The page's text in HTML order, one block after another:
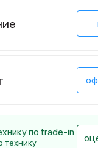
по trade-in
технику